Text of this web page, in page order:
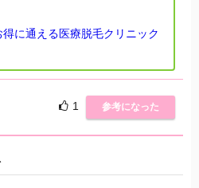
に通える医療脱毛クリニック
1 参考になった